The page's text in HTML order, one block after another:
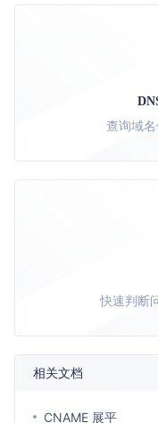
查询域
快速判断
相关文档
CNAME 展平